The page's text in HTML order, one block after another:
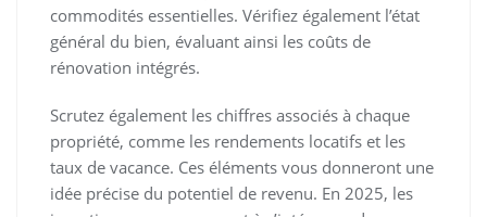
commodités essentielles. Vérifiez également l’état
général du bien, évaluant ainsi les coûts de
rénovation intégrés.
Scrutez également les chiffres associés à chaque
propriété, comme les rendements locatifs et les
taux de vacance. Ces éléments vous donneront une
idée précise du potentiel de revenu. En 2025, les